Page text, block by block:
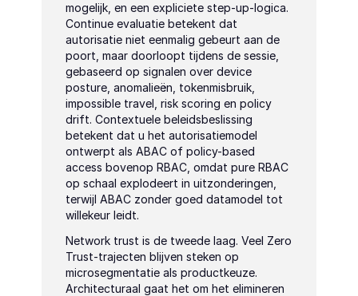
mogelijk, en een expliciete step-up-logica.
Continue evaluatie betekent dat
autorisatie niet eenmalig gebeurt aan de
poort, maar doorloopt tijdens de sessie,
gebaseerd op signalen over device
posture, anomalieën, tokenmisbruik,
impossible travel, risk scoring en policy
drift. Contextuele beleidsbeslissing
betekent dat u het autorisatiemodel
ontwerpt als ABAC of policy-based
access bovenop RBAC, omdat pure RBAC
op schaal explodeert in uitzonderingen,
terwijl ABAC zonder goed datamodel tot
willekeur leidt.
Network trust is de tweede laag. Veel Zero
Trust-trajecten blijven steken op
microsegmentatie als productkeuze.
Architecturaal gaat het om het elimineren